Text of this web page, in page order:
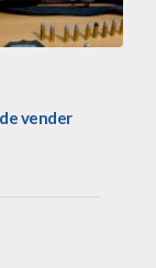
vender